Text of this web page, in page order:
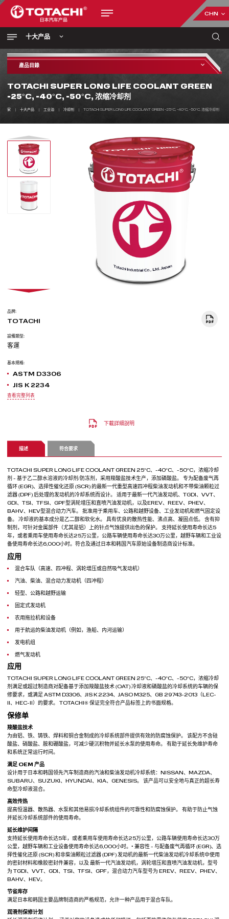
CHN
十大产品
產品目錄
TOTACHI SUPER LONG LIFE COOLANT GREEN
-25°С, -40°С, -50°С, 浓缩冷却剂
家 十大产品 工业油 冷却剂 TOTACHI SUPER LONG LIFE COOLANT GREEN -25°С, -40°С, -50°С, 浓缩冷却剂
品牌:
TOTACHI
設備類型:
客運
基本規格:
ASTM D3306
JIS K 2234
查看完整列表
下載詳細說明
描述 符合要求
TOTACHI SUPER LONG LIFE COOLANT GREEN 25°С、-40°С、-50°С，浓缩冷却
剂 - 基于乙二醇水溶液的冷却剂/防冻剂，采用羧酸盐技术生产，添加磷酸盐。 专为配备废气再
循环 (EGR)、选择性催化还原 (SCR) 的最新一代重型高速四冲程柴油发动机和不带柴油颗粒过
滤器 (DPF) 后处理的发动机的冷却系统而设计。 适用于最新一代汽油发动机、TGDI、VVT、
GDI、TSI、TFSI、GPF型涡轮增压和直喷汽油发动机，以及EREV、REEV、PHEV、
BAHV、HEV型混合动力汽车。 批准用于乘用车、公路和越野设备、工业发动机和燃气固定设
备。 冷却液的基本成分是乙二醇和软化水。 具有优良的散热性能、沸点高、凝固点低。 含有抑
制剂，可针对金属部件（尤其是铝）上的针点气蚀提供出色的保护。 支持延长使用寿命长达5
年，或者乘用车使用寿命长达25万公里，公路车辆使用寿命长达30万公里，越野车辆和工业设
备使用寿命长达6,000小时。符合及通过日本和韩国汽车原始设备制造商设计标准。
应用
混合车队（高速、四冲程、涡轮增压或自然吸气发动机）
汽油、柴油、混合动力发动机（四冲程）
轻型、公路和越野运输
固定式发动机
农用拖拉机和设备
用于航运的柴油发动机（例如，渔船、内河运输）
发电机组
燃气发动机
应用
TOTACHI SUPER LONG LIFE COOLANT GREEN 25°С、-40°С、-50°С，浓缩冷却
剂满足或超过制造商对配备基于添加羧酸盐技术 (OAT) 冷却液和磷酸盐的冷却系统的车辆的保
修要求，或满足 ASTM D3306、JIS K 2234、JASO M325、GB 29743-2013（LEC-
II、HEC-II）的要求。 TOTACHI® 保证完全符合产品标签上的书面规格。
保修单
羧酸盐技术
为由铝、铁、铸铁、焊料和铜合金制成的冷却系统部件提供有效的防腐蚀保护。 该配方不含硅
酸盐、硝酸盐、胺和硼酸盐，可减少硬沉积物并延长水泵的使用寿命。 有助于延长免维护寿命
和系统正常运行时间。
满足 OEM 产品
设计用于日本和韩国领先汽车制造商的汽油和柴油发动机冷却系统：NISSAN、MAZDA、
SUBARU、SUZUKI、HYUNDAI、KIA、GENESIS。 该产品可以安全地与真正的超长寿
命型冷却液混合。
高效传热
提高恒温器、散热器、水泵和其他易损冷却系统组件的可靠性和防腐蚀保护。 有助于防止气蚀
并延长冷却系统部件的使用寿命。
延长维护间隔
支持延长使用寿命长达5年，或者乘用车使用寿命长达25万公里，公路车辆使用寿命长达30万
公里，越野车辆和工业设备使用寿命长达6,000小时。• 兼容性 - 与配备废气再循环 (EGR)、选
择性催化还原 (SCR) 和非柴油颗粒过滤器 (DPF) 发动机的最新一代柴油发动机冷却系统中使用
的密封材料和橡胶密封件兼容，以及 最新一代汽油发动机，涡轮增压和直喷汽油发动机，型号
为 TGDI、VVT、GDI、TSI、TFSI、GPF，混合动力汽车型号为 EREV、REEV、PHEV、
BAHV、HEV。
节省库存
满足日本和韩国主要品牌制造商的严格规范，允许一种产品用于混合车队。
润滑剂保修计划